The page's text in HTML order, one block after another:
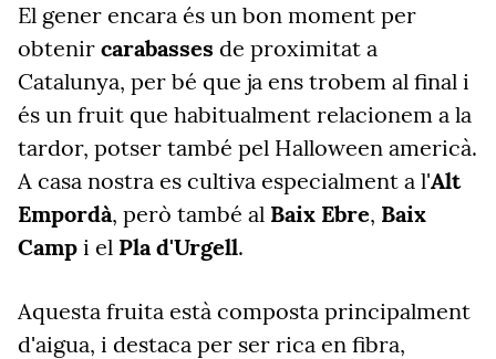
El gener encara és un bon moment per
obtenir carabasses de proximitat a
Catalunya, per bé que ja ens trobem al final i
és un fruit que habitualment relacionem a la
tardor, potser també pel Halloween americà.
A casa nostra es cultiva especialment a l'Alt
Empordà, però també al Baix Ebre, Baix
Camp i el Pla d'Urgell.
Aquesta fruita està composta principalment
d'aigua, i destaca per ser rica en fibra,